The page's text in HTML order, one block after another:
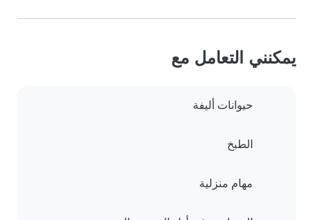
يمكنني التعامل مع
حيوانات أليفة
الطبخ
مهام منزلية